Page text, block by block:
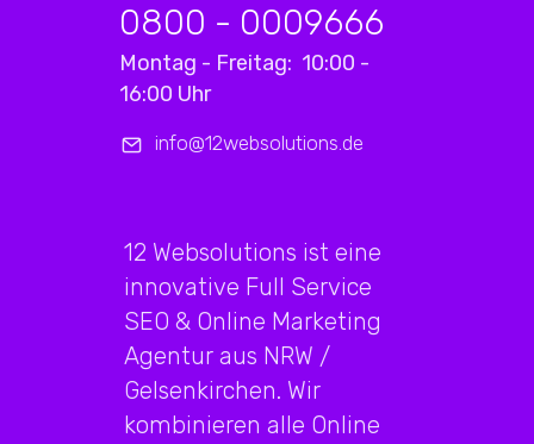
0800 - 0009666
Montag - Freitag: 10:00 -
16:00 Uhr
info@12websolutions.de
12 Websolutions ist eine
innovative Full Service
SEO & Online Marketing
Agentur aus NRW /
Gelsenkirchen. Wir
kombinieren alle Online